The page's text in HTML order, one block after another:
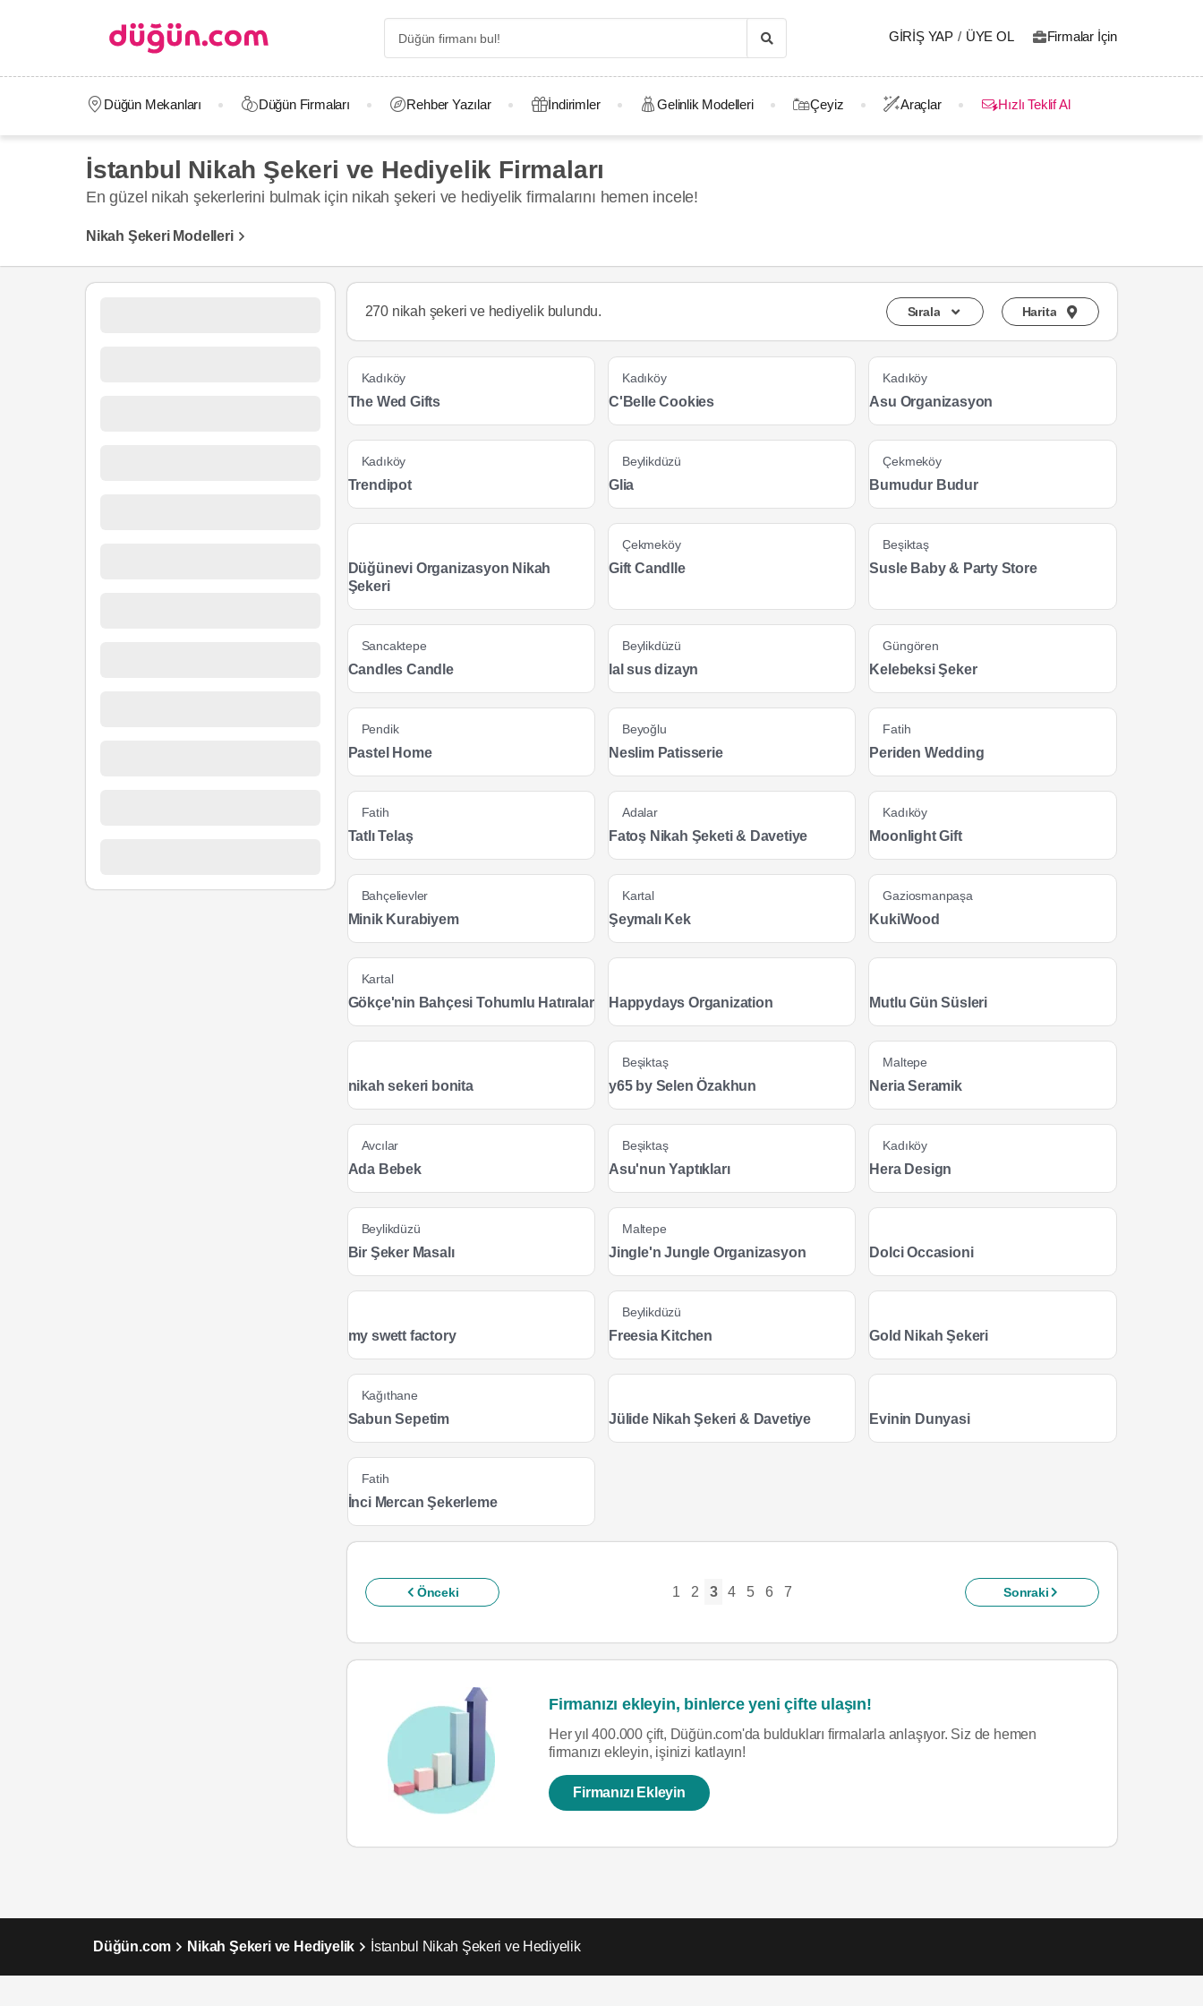
GIRIŞ YAP / ÜYE OL Firmalar İçin
Düğün Mekanları Düğün Firmaları Rehber Yazılar İndirimler Gelinlik Modelleri Çeyiz Araçlar Hızlı Teklif Al
İstanbul Nikah Şekeri ve Hediyelik Firmaları
En güzel nikah şekerlerini bulmak için nikah şekeri ve hediyelik firmalarını hemen incele!
Nikah Şekeri Modelleri
270 nikah şekeri ve hediyelikbulundu. Sırala Harita
Kadıköy
The Wed Gifts
Kadıköy
C'Belle Cookies
Kadıköy
Asu Organizasyon
Kadıköy
Trendipot
Beylikdüzü
Glia
Çekmeköy
Bumudur Budur
Düğünevi Organizasyon Nikah
Şekeri
Çekmeköy
Gift Candlle
Beşiktaş
Susle Baby & Party Store
Sancaktepe
Candles Candle
Beylikdüzü
lal sus dizayn
Güngören
Kelebeksi Şeker
Pendik
Pastel Home
Beyoğlu
Neslim Patisserie
Fatih
Periden Wedding
Fatih
Tatlı Telaş
Adalar
Fatoş Nikah Şeketi & Davetiye
Kadıköy
Moonlight Gift
Bahçelievler
Minik Kurabiyem
Kartal
Şeymalı Kek
Gaziosmanpaşa
KukiWood
Kartal
Gökçe'nin Bahçesi Tohumlu Hatıralar Happydays Organization Mutlu Gün Süsleri
nikah sekeri bonita
Beşiktaş
y65 by Selen Özakhun
Maltepe
Neria Seramik
Avcılar
Ada Bebek
Beşiktaş
Asu'nun Yaptıkları
Kadıköy
Hera Design
Beylikdüzü
Bir Şeker Masalı
Maltepe
Jingle'n Jungle Organizasyon Dolci Occasioni
my swett factory
Beylikdüzü
Freesia Kitchen Gold Nikah Şekeri
Kağıthane
Sabun Sepetim Jülide Nikah Şekeri & Davetiye Evinin Dunyasi
Fatih
İnci Mercan Şekerleme
Önceki 1 2 3 4 5 6 7 Sonraki
Firmanızı ekleyin, binlerce yeni çifte ulaşın!
Her yıl 400.000 çift, Düğün.com'da buldukları firmalarla anlaşıyor. Siz de hemen
firmanızı ekleyin, işinizi katlayın!
Firmanızı Ekleyin
Düğün.com Nikah Şekeri ve Hediyelik İstanbul Nikah Şekeri ve Hediyelik